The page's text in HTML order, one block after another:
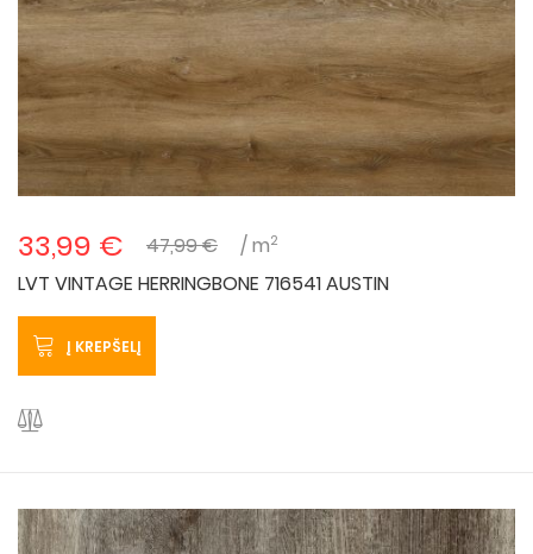
33,99 € 47,99 € / m2
LVT VINTAGE HERRINGBONE 716541 AUSTIN
Į KREPŠELĮ